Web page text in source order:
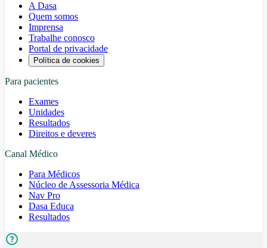
A Dasa
Quem somos
Imprensa
Trabalhe conosco
Portal de privacidade
Política de cookies
Para pacientes
Exames
Unidades
Resultados
Direitos e deveres
Canal Médico
Para Médicos
Núcleo de Assessoria Médica
Nav Pro
Dasa Educa
Resultados